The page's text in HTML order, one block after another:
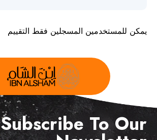
يمكن للمستخدمين المسجلين فقط التقييم
Subscribe To Our